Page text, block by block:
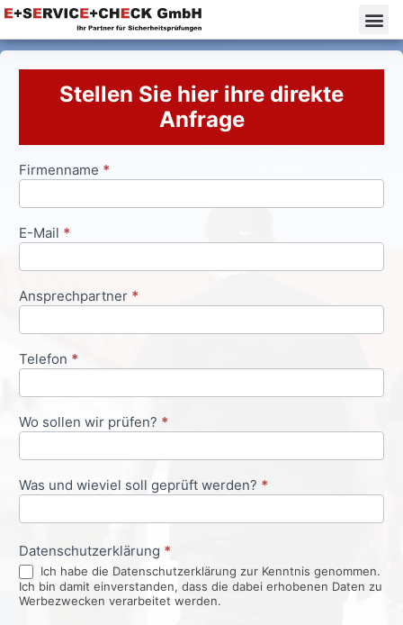
Stellen Sie hier ihre direkte
Anfrage
Anfrageformular
Firmenname *
E-Mail *
Ansprechpartner *
Telefon *
Wo sollen wir prüfen? *
Was und wieviel soll geprüft werden? *
Datenschutzerklärung *
Ich habe die Datenschutzerklärung zur Kenntnis genommen.
Ich bin damit einverstanden, dass die dabei erhobenen Daten zu
Werbezwecken verarbeitet werden.